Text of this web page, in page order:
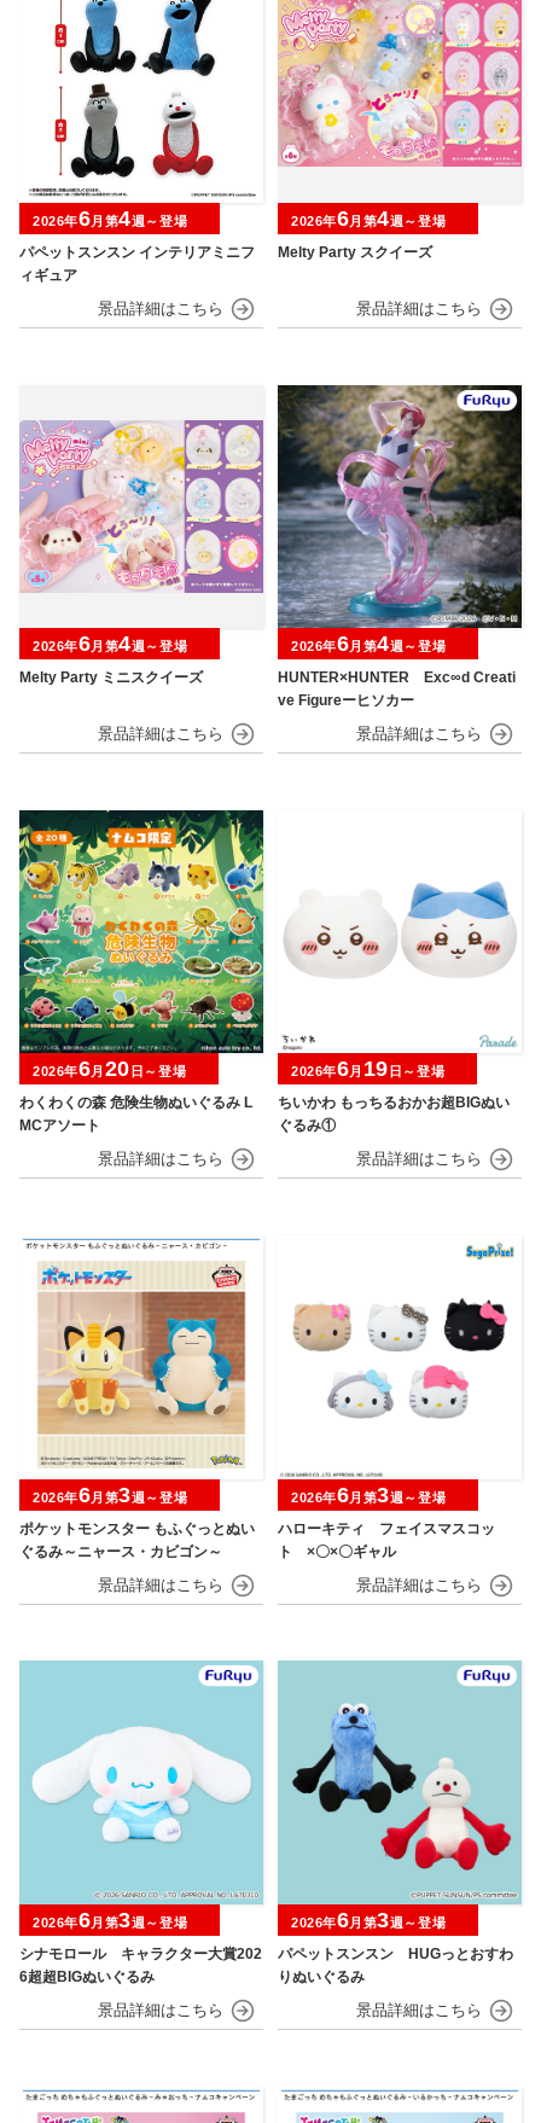
パペットスンスン インテリアミニフ
ィギュア
2026年6月第4週～登場
Melty Party スクイーズ
2026年6月第4週～登場
Melty Party ミニスクイーズ
2026年6月第4週～登場
HUNTER×HUNTER Exc∞d Creati
ve Figureーヒソカー
2026年6月第4週～登場
わくわくの森 危険生物ぬいぐるみ L
MCアソート
2026年6月 20 日～登場
ちいかわ もっちるおかお超BIGぬい
ぐるみ①
2026年6月 19 日～登場
ポケットモンスター もふぐっとぬい
ぐるみ～ニャース・カビゴン～
2026年6月第3週～登場
ハローキティ フェイスマスコッ
ト ×〇×〇ギャル
2026年6月第3週～登場
シナモロール キャラクター大賞202
6超超BIGぬいぐるみ
2026年6月第3週～登場
パペットスンスン HUGっとおすわ
りぬいぐるみ
2026年6月第3週～登場